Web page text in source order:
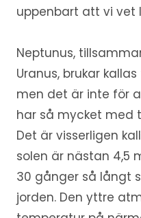
uppenbart att vi vet
Neptunus,
Uranus, brukar
men det är inte för
har så mycket med
Det är visserligen
solen är nästan 4,5
30 gånger så långt
jorden. Den yttre